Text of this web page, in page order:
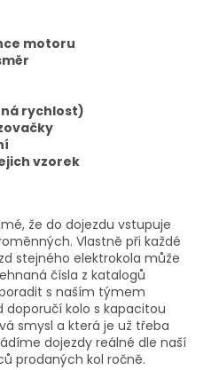
motoru
rychlost)
vzorek
že do dojezdu vstupuje
Vlastně při každé
stejného elektrokola může
čísla z katalogů
s naším týmem
doporučí kolo s kapacitou
smysl a která je už třeba
dojezdy reálné dle naší
prodaných kol ročně.